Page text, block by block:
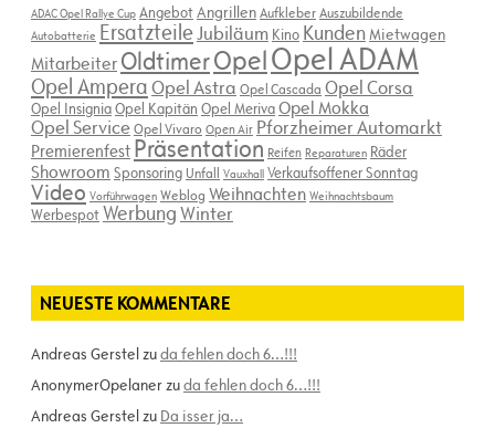
ADAC Opel Rallye Cup AngebotAngrillenAufkleberAuszubildende
Autobatterie ErsatzteileJubiläum Kino KundenMietwagen
Mitarbeiter OldtimerOpelOpel ADAM
Opel AmperaOpel Astra Opel Cascada Opel Corsa
Opel InsigniaOpel Kapitän Opel MerivaOpel Mokka
Opel ServiceOpel Vivaro Open Air Pforzheimer Automarkt
Premierenfest Präsentation Reifen Reparaturen Räder
Showroom Sponsoring Unfall Vauxhall Verkaufsoffener Sonntag
Video Vorführwagen Weblog Weihnachten Weihnachtsbaum
WerbespotWerbungWinter
NEUESTE KOMMENTARE
Andreas Gerstelzuda fehlen doch 6…!!!
AnonymerOpelanerzuda fehlen doch 6…!!!
Andreas Gerstelzu Da isser ja…